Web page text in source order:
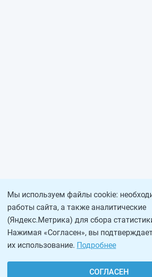
Мы используем файлы cookie:
работы сайта, а также аналитические
(Яндекс.Метрика) для сбора
Нажимая «Согласен», вы
их использование. Подробнее
СОГЛАСЕН